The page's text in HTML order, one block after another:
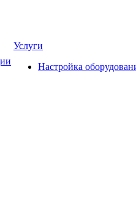
Услуги
Настройка